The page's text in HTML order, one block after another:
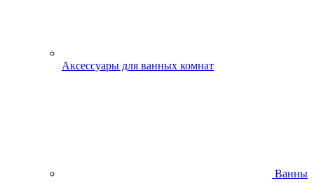
Аксессуары для ванных комнат
Ванны